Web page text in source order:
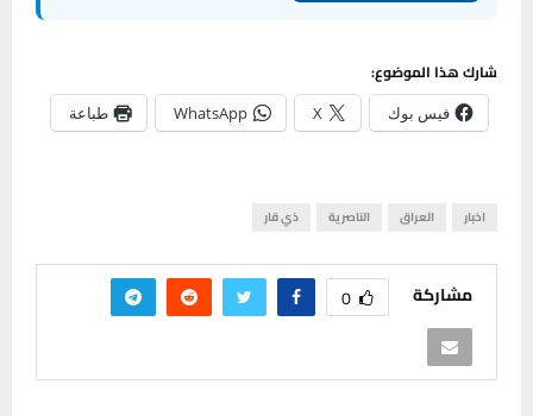
شارك هذا الموضوع:
فيس بوك X
WhatsApp طباعة
اخبار العراق الناصرية ذي قار
مشاركة 0